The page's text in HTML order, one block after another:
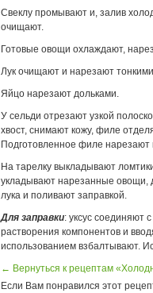
Свеклу промывают и, залив
очищают.
Готовые овощи охлаждают,
Лук очищают и нарезают
Яйцо нарезают дольками.
У сельди отрезают узкой
хвост, снимают кожу, филе
Подготовленное филе
На тарелку выкладывают
укладывают нарезанные овощи,
лука и поливают заправкой.
Для заправки: уксус соединяют
растворения компонентов и
использованием взбалтывают.
← Вернуться к рецептам
Если Вам понравился этот